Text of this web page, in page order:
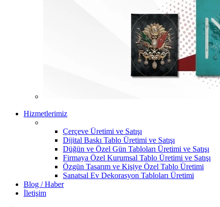
Hizmetlerimiz
Çerçeve Üretimi ve Satışı
Dijital Baskı Tablo Üretimi ve Satışı
Düğün ve Özel Gün Tabloları Üretimi ve Satışı
Firmaya Özel Kurumsal Tablo Üretimi ve Satışı
Özgün Tasarım ve Kişiye Özel Tablo Üretimi
Sanatsal Ev Dekorasyon Tabloları Üretimi
Blog / Haber
İletişim